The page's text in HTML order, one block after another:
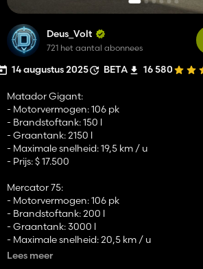
Deus_Volt
721 het aantal abonnees
14 augustus 2025 BETA 16 580
Matador Gigant:
- Motorvermogen: 106 pk
- Brandstoftank: 150 l
- Graantank: 2150 l
- Maximale snelheid: 19,5 km / u
- Prijs: $ 17.500
Mercator 75:
- Motorvermogen: 106 pk
- Brandstoftank: 200 l
- Graantank: 3000 l
- Maximale snelheid: 20,5 km / u
- Prijs: $ 21.500
Lees meer